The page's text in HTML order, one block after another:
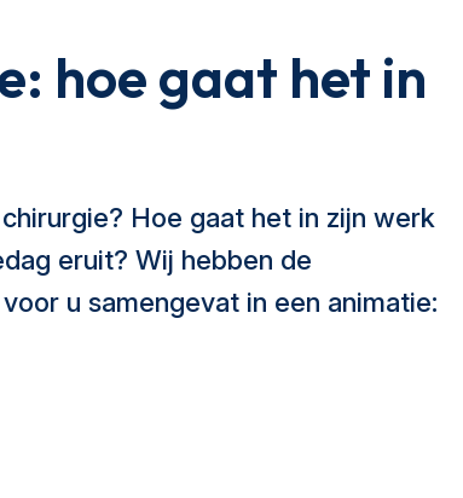
hoe gaat het in
Hoe gaat het in zijn werk
eruit? Wij hebben de
u samengevat in een animatie: